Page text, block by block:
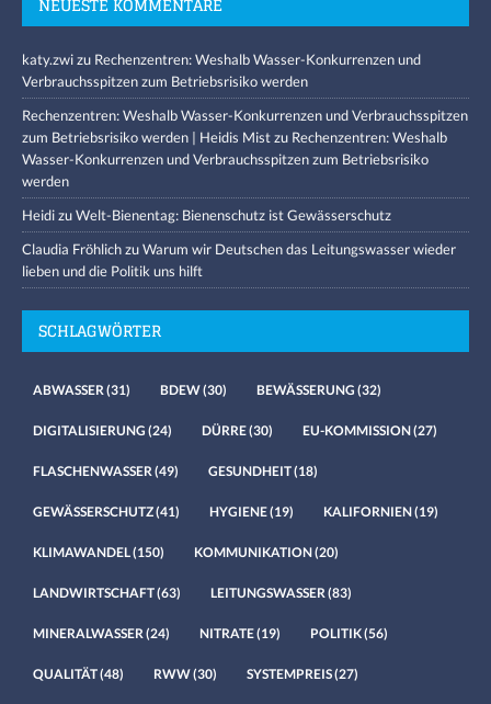
katy.zwizu Rechenzentren: Weshalb Wasser-Konkurrenzen und
Verbrauchsspitzen zum Betriebsrisiko werden
Rechenzentren: Weshalb Wasser-Konkurrenzen und Verbrauchsspitzen
zum Betriebsrisiko werden | Heidis Mistzu Rechenzentren: Weshalb
Wasser-Konkurrenzen und Verbrauchsspitzen zum Betriebsrisiko
werden
HeidizuWelt-Bienentag: Bienenschutz ist Gewässerschutz
Claudia FröhlichzuWarum wir Deutschen das Leitungswasser wieder
lieben und die Politik uns hilft
SCHLAGWÖRTER
ABWASSER (31) BDEW(30) BEWÄSSERUNG (32)
DIGITALISIERUNG (24) DÜRRE(30) EU-KOMMISSION(27)
FLASCHENWASSER (49) GESUNDHEIT(18)
GEWÄSSERSCHUTZ(41) HYGIENE(19) KALIFORNIEN(19)
KLIMAWANDEL(150) KOMMUNIKATION(20)
LANDWIRTSCHAFT(63) LEITUNGSWASSER (83)
MINERALWASSER (24) NITRATE(19) POLITIK(56)
QUALITÄT(48) RWW(30) SYSTEMPREIS(27)